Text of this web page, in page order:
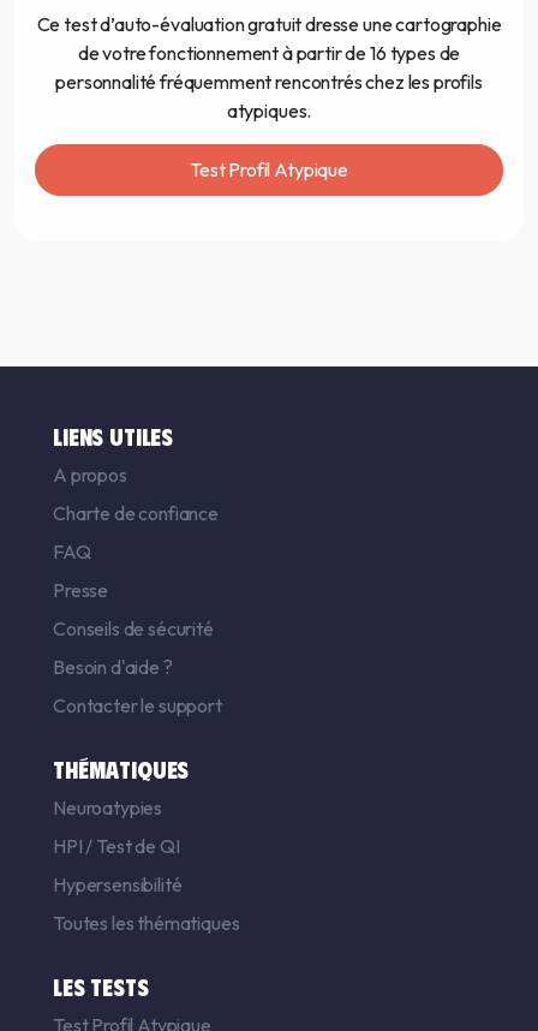
Ce test d’auto-évaluation gratuit dresse une cartographie
de votre fonctionnement à partir de 16 types de
personnalité fréquemment rencontrés chez les profils
atypiques.
Test Profil Atypique
LIENS UTILES
A propos
Charte de confiance
FAQ
Presse
Conseils de sécurité
Besoin d'aide ?
Contacter le support
THÉMATIQUES
Neuroatypies
HPI / Test de QI
Hypersensibilité
Toutes les thématiques
LES TESTS
Test Profil Atypique